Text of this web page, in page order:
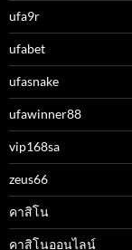
ufa9r
ufabet
ufasnake
ufawinner88
vip168sa
zeus66
คาสิโน
คาสิโนออนไลน์